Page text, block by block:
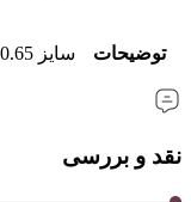
توضیحات سایز 0.65
نقد و بررسی